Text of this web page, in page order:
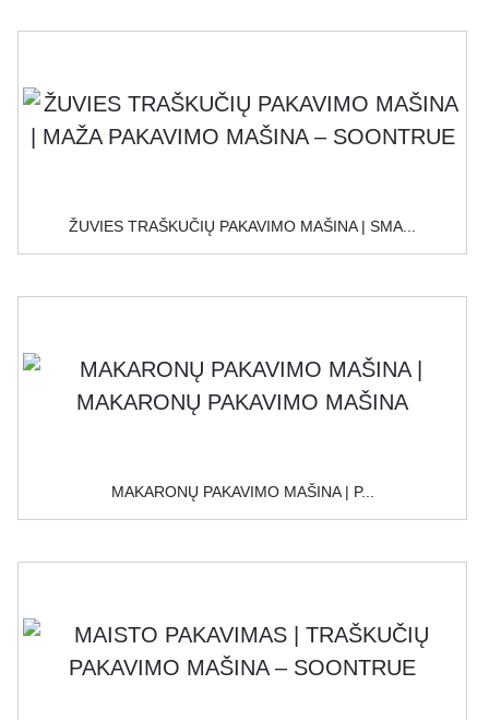
ŽUVIES TRAŠKUČIŲ PAKAVIMO MAŠINA | SMA...
MAKARONŲ PAKAVIMO MAŠINA | P...